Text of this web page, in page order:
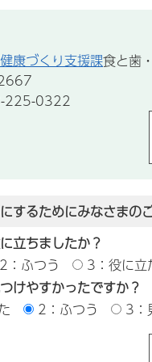
康づくり支援課食と歯
225-0322
するためにみなさまの
立ちましたか？
2：ふつう
3：役に立
けやすかったですか？
2：ふつう 3：